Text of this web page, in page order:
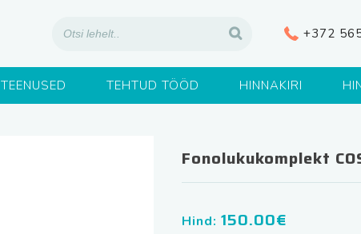
+372
TEENUSED TEHTUD TÖÖD HINNAKIRI
Fonolukukomplekt
Hind: 150.00€